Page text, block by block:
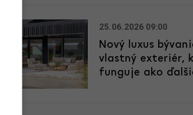
25.06.2026 09:00
Nový luxus
vlastný exteriér,
funguje ako